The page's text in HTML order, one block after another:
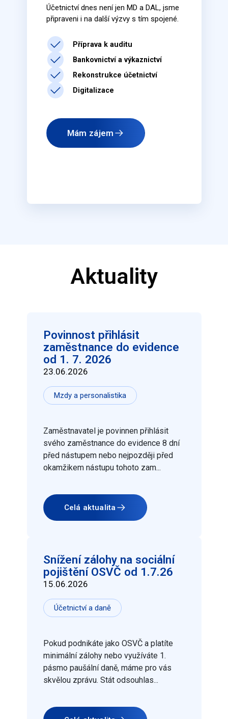
Účetnictví dnes není jen MD a DAL, jsme
připraveni i na další výzvy s tím spojené.
Příprava k auditu
Bankovnictví a výkaznictví
Rekonstrukce účetnictví
Digitalizace
Mám zájem
Aktuality
Povinnost přihlásit
zaměstnance do evidence
od 1. 7. 2026
23.06.2026
Mzdy a personalistika
Zaměstnavatel je povinnen přihlásit
svého zaměstnance do evidence 8 dní
před nástupem nebo nejpozději před
okamžikem nástupu tohoto zam...
Celá aktualita
Snížení zálohy na sociální
pojištění OSVČ od 1.7.26
15.06.2026
Účetnictví a daně
Pokud podnikáte jako OSVČ a platíte
minimální zálohy nebo využíváte 1.
pásmo paušální daně, máme pro vás
skvělou zprávu. Stát odsouhlas...